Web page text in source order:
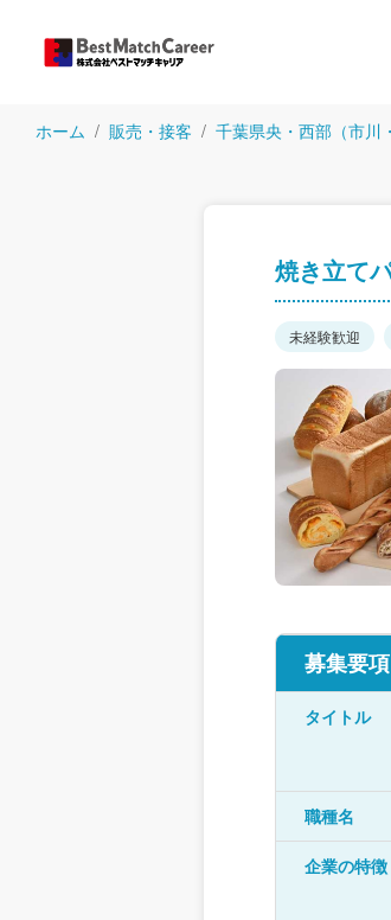
ホーム 販売・接客 千葉県央・西部（市川
焼き立て
未経験歓迎
募集要項
タイトル
職種名
企業の特徴